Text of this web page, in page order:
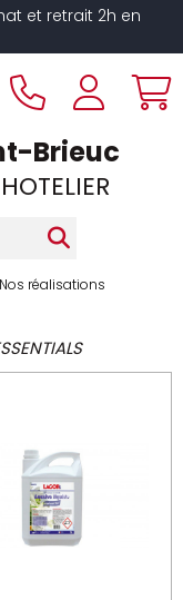
et retrait 2h en
Brieuc
Nos réalisations